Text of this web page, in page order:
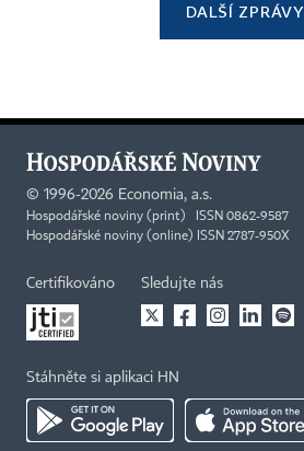
DALŠÍ ZPRÁVY
© 1996-2026 Economia, a.s.
Hospodářské noviny (print) ISSN 0862-9587
Hospodářské noviny (online) ISSN 2787-950X
Certifikováno Sledujte nás
Stáhněte si aplikaci HN